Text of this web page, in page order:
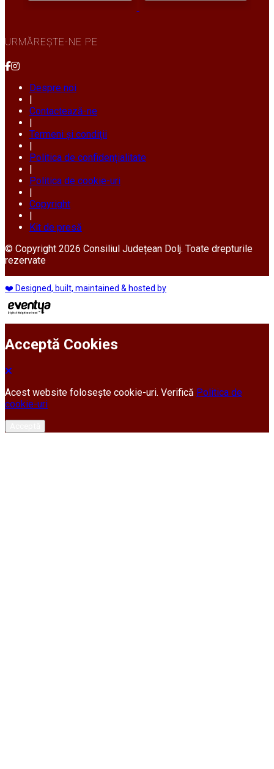
URMĂREȘTE-NE PE
Despre noi
|
Contactează-ne
|
Termeni și condiții
|
Politica de confidențialitate
|
Politica de cookie-uri
|
Copyright
|
Kit de presă
© Copyright 2026 Consiliul Județean Dolj. Toate drepturile
rezervate
❤️ Designed, built, maintained & hosted by
Acceptă Cookies
Acest website folosește cookie-uri. Verifică Politica de
cookie-uri